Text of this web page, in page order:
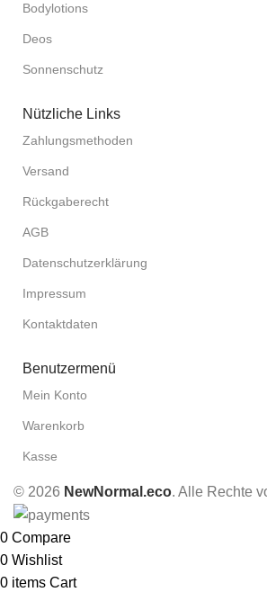
Bodylotions
Deos
Sonnenschutz
Nützliche Links
Zahlungsmethoden
Versand
Rückgaberecht
AGB
Datenschutzerklärung
Impressum
Kontaktdaten
Benutzermenü
Mein Konto
Warenkorb
Kasse
© 2026 NewNormal.eco. Alle Rechte
0 Compare
0 Wishlist
0 items Cart